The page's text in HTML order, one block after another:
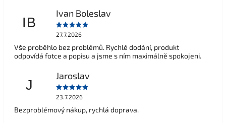
IB
Ivan Boleslav
27.7.2026
Vše proběhlo bez problémů. Rychlé dodání, produkt
odpovídá fotce a popisu a jsme s ním maximálně spokojeni.
J
Jaroslav
23.7.2026
Bezproblémový nákup, rychlá doprava.